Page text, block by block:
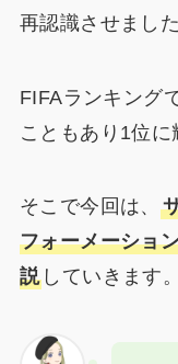
再認識させました
FIFAランキング
こともあり1位に
そこで今回は、
フォーメーショ
説 していきます。